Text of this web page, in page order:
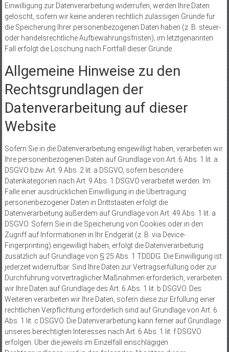
Einwilligung zur Datenverarbeitung widerrufen, werden Ihre Daten
gelöscht, sofern wir keine anderen rechtlich zulässigen Gründe für
die Speicherung Ihrer personenbezogenen Daten haben (z. B. steuer-
oder handelsrechtliche Aufbewahrungsfristen); im letztgenannten
Fall erfolgt die Löschung nach Fortfall dieser Gründe.
Allgemeine Hinweise zu den
Rechtsgrundlagen der
Datenverarbeitung auf dieser
Website
Sofern Sie in die Datenverarbeitung eingewilligt haben, verarbeiten wir
Ihre personenbezogenen Daten auf Grundlage von Art. 6 Abs. 1 lit. a
DSGVO bzw. Art. 9 Abs. 2 lit. a DSGVO, sofern besondere
Datenkategorien nach Art. 9 Abs. 1 DSGVO verarbeitet werden. Im
Falle einer ausdrücklichen Einwilligung in die Übertragung
personenbezogener Daten in Drittstaaten erfolgt die
Datenverarbeitung außerdem auf Grundlage von Art. 49 Abs. 1 lit. a
DSGVO. Sofern Sie in die Speicherung von Cookies oder in den
Zugriff auf Informationen in Ihr Endgerät (z. B. via Device-
Fingerprinting) eingewilligt haben, erfolgt die Datenverarbeitung
zusätzlich auf Grundlage von § 25 Abs. 1 TDDDG. Die Einwilligung ist
jederzeit widerrufbar. Sind Ihre Daten zur Vertragserfüllung oder zur
Durchführung vorvertraglicher Maßnahmen erforderlich, verarbeiten
wir Ihre Daten auf Grundlage des Art. 6 Abs. 1 lit. b DSGVO. Des
Weiteren verarbeiten wir Ihre Daten, sofern diese zur Erfüllung einer
rechtlichen Verpflichtung erforderlich sind auf Grundlage von Art. 6
Abs. 1 lit. c DSGVO. Die Datenverarbeitung kann ferner auf Grundlage
unseres berechtigten Interesses nach Art. 6 Abs. 1 lit. f DSGVO
erfolgen. Über die jeweils im Einzelfall einschlägigen